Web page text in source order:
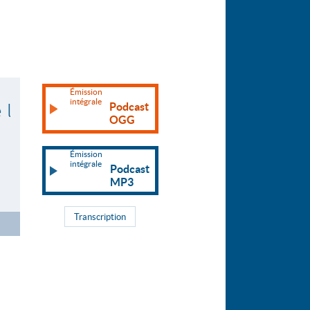
Émission
intégrale
Podcast
OGG
Émission
intégrale
Podcast
MP3
Transcription